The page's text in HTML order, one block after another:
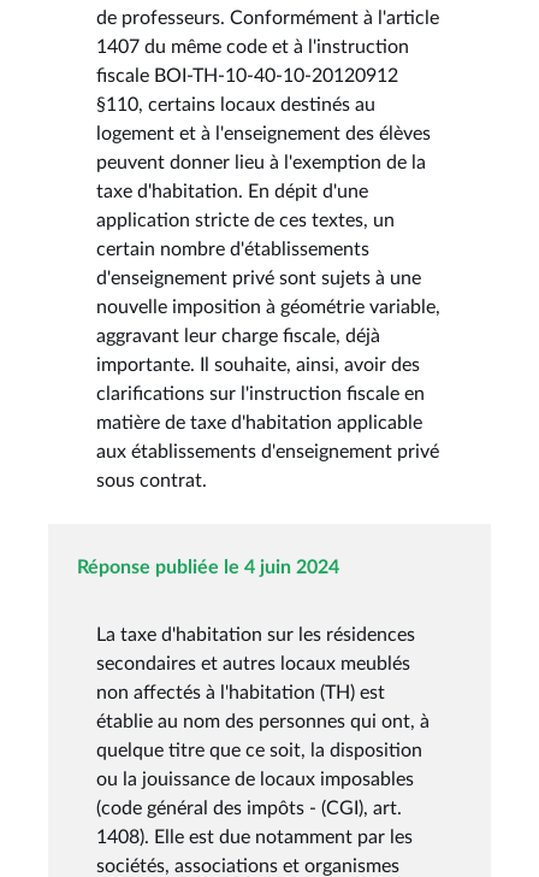
de professeurs. Conformément à l'article
1407 du même code et à l'instruction
fiscale BOI-TH-10-40-10-20120912
§110, certains locaux destinés au
logement et à l'enseignement des élèves
peuvent donner lieu à l'exemption de la
taxe d'habitation. En dépit d'une
application stricte de ces textes, un
certain nombre d'établissements
d'enseignement privé sont sujets à une
nouvelle imposition à géométrie variable,
aggravant leur charge fiscale, déjà
importante. Il souhaite, ainsi, avoir des
clarifications sur l'instruction fiscale en
matière de taxe d'habitation applicable
aux établissements d'enseignement privé
sous contrat.
Réponse publiée le 4 juin 2024
La taxe d'habitation sur les résidences
secondaires et autres locaux meublés
non affectés à l'habitation (TH) est
établie au nom des personnes qui ont, à
quelque titre que ce soit, la disposition
ou la jouissance de locaux imposables
(code général des impôts - (CGI), art.
1408). Elle est due notamment par les
sociétés, associations et organismes